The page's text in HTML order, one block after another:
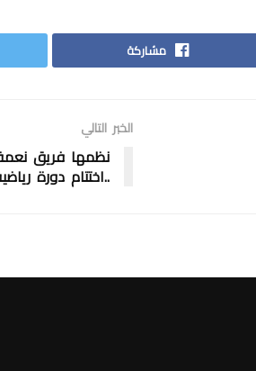
مشاركة
الخبر التالي
نظمها فريق
..اختتام دورة